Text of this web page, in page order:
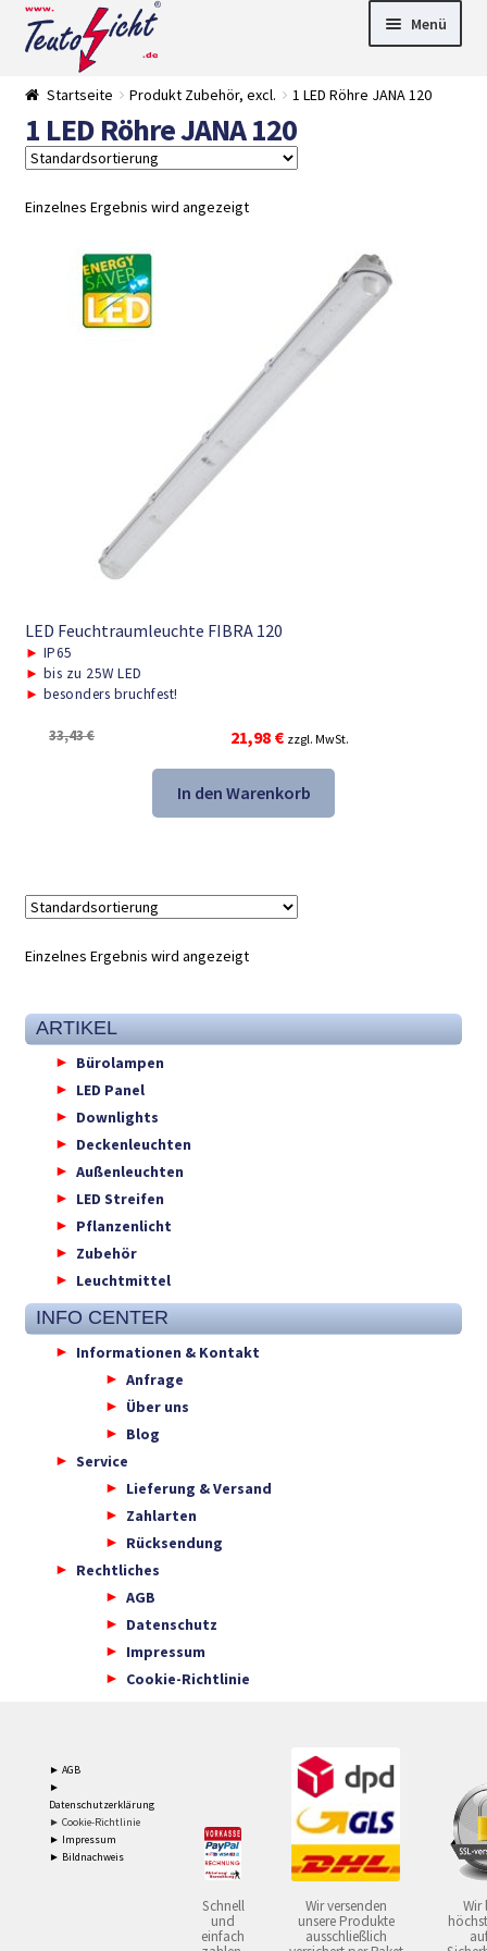
Zur
Navigation
springen
Springe
zum
Menü
►
Leuchtmittel
►
Versandarten
► Zahlarten
Startseite Produkt Zubehör, excl. 1 LED Röhre JANA 120
1 LED Röhre JANA 120
Einzelnes Ergebnis wird angezeigt
LED Feuchtraumleuchte FIBRA 120
► IP65
► bis zu 25W LED
► besonders bruchfest!
33,43€
Ursprünglicher
Preis
war:
33,43 €
21,98 €Aktueller
Preis
ist:
21,98 €.
zzgl. MwSt.
In den Warenkorb
Einzelnes Ergebnis wird angezeigt
ARTIKEL
Bürolampen
LED Panel
Downlights
Deckenleuchten
Außenleuchten
LED Streifen
Pflanzenlicht
Zubehör
Leuchtmittel
INFO CENTER
Informationen & Kontakt
Anfrage
Über uns
Blog
Service
Lieferung & Versand
Zahlarten
Rücksendung
Rechtliches
AGB
Datenschutz
Impressum
Cookie-Richtlinie
► AGB
►
Datenschutzerklärung
► Cookie-Richtlinie
► Impressum
► Bildnachweis
Schnell
und
einfach
Wir versenden
unsere Produkte
ausschließlich
Wir